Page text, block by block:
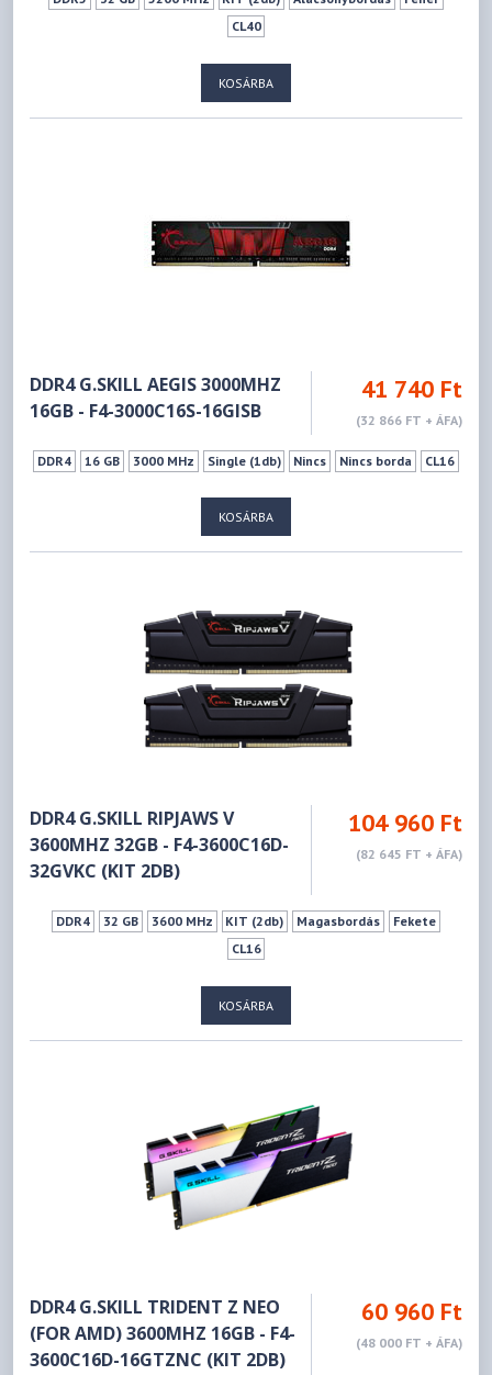
CL40
KOSÁRBA
DDR4 G.SKILL AEGIS 3000MHZ
16GB - F4-3000C16S-16GISB
41 740 Ft
(32 866 FT + ÁFA)
DDR4 16 GB 3000 MHz Single (1db) Nincs Nincs borda CL16
KOSÁRBA
DDR4 G.SKILL RIPJAWS V
3600MHZ 32GB - F4-3600C16D-
32GVKC (KIT 2DB)
104 960 Ft
(82 645 FT + ÁFA)
DDR4 32 GB 3600 MHz KIT (2db) Magasbordás
Fekete
CL16
KOSÁRBA
DDR4 G.SKILL TRIDENT Z NEO
(FOR AMD) 3600MHZ 16GB - F4-
3600C16D-16GTZNC (KIT 2DB)
60 960 Ft
(48 000 FT + ÁFA)